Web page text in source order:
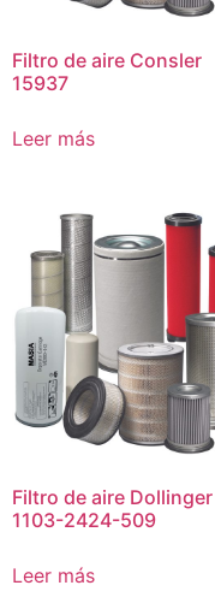
Filtro de aire Consler
15937
Leer más
Filtro de aire
1103-2424-509
Leer más